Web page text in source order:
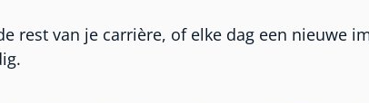
rest van je carrière, of elke dag een nieuwe